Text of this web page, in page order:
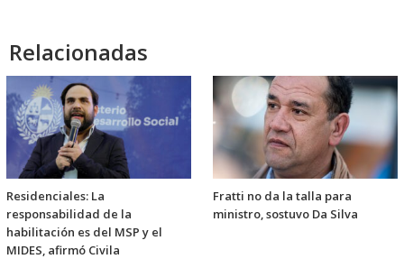
Relacionadas
Residenciales: La
responsabilidad de la
habilitación es del MSP y el
MIDES, afirmó Civila
Fratti no da la talla para
ministro, sostuvo Da Silva